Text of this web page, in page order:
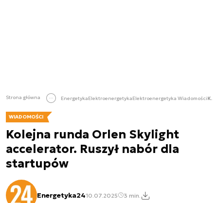
Strona główna EnergetykaElektroenergetykaElektroenergetyka Wiadomości
WIADOMOŚCI
Kolejna runda Orlen Skylight
accelerator. Ruszył nabór dla
startupów
Energetyka2410.07.2025 3 min.